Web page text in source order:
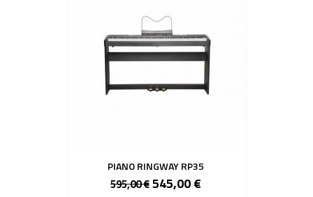
PIANO RINGWAY RP35
595,00 €545,00 €